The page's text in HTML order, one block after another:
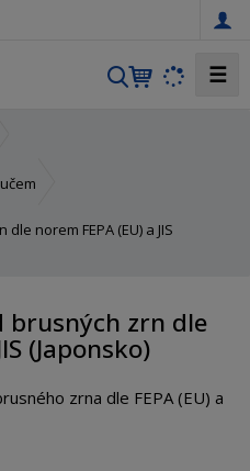
V
a
☰
norem FEPA (EU) a JIS
brusných zrn dle
(Japonsko)
zrna dle FEPA (EU) a